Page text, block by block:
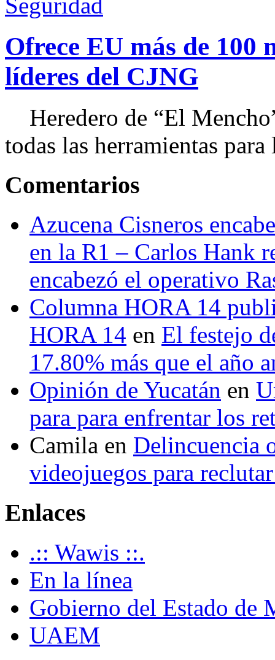
Ofrece EU más de 100
líderes del CJNG
Heredero de “El
todas las herramientas
Comentarios
Azucena Cisneros
en la R1 – Carlos Hank
encabezó el operativo
Columna HORA 14
HORA 14 en El festejo
17.80% más que el año
Opinión de Yucatán en
para para enfrentar los
Camila en Delincuencia
videojuegos para
Enlaces
.:: Wawis ::.
En la línea
Gobierno del Estado de
UAEM